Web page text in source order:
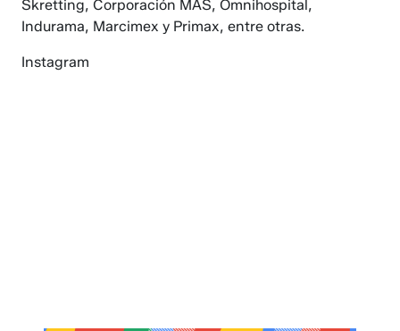
Skretting, Corporación MAS, Omnihospital,
Indurama, Marcimex y Primax, entre otras.
Instagram